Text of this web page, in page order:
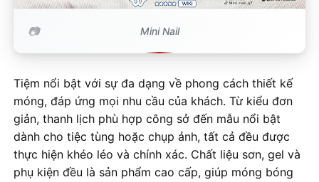
Mini Nail
Tiệm nổi bật với sự đa dạng về phong cách thiết kế
móng, đáp ứng mọi nhu cầu của khách. Từ kiểu đơn
giản, thanh lịch phù hợp công sở đến mẫu nổi bật
dành cho tiệc tùng hoặc chụp ảnh, tất cả đều được
thực hiện khéo léo và chính xác. Chất liệu sơn, gel và
phụ kiện đều là sản phẩm cao cấp, giúp móng bóng